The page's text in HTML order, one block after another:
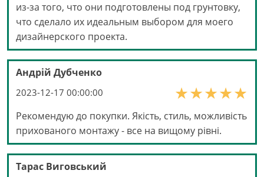
из-за того, что они подготовлены под грунтовку,
что сделало их идеальным выбором для моего
дизайнерского проекта.
Андрій Дубченко
2023-12-17 00:00:00
Рекомендую до покупки. Якість, стиль, можливість
прихованого монтажу - все на вищому рівні.
Тарас Виговський